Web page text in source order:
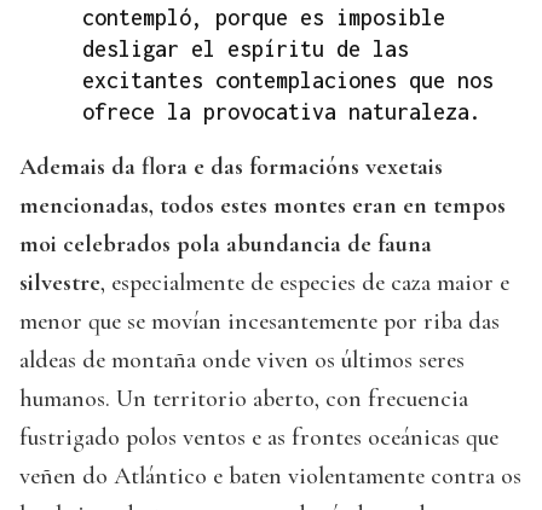
contempló, porque es imposible
desligar el espíritu de las
excitantes contemplaciones que nos
ofrece la provocativa naturaleza.
Ademais da flora e das formacións vexetais
mencionadas, todos estes montes eran en tempos
moi celebrados pola abundancia de fauna
silvestre, especialmente de especies de caza maior e
menor que se movían incesantemente por riba das
aldeas de montaña onde viven os últimos seres
humanos. Un territorio aberto, con frecuencia
fustrigado polos ventos e as frontes oceánicas que
veñen do Atlántico e baten violentamente contra os